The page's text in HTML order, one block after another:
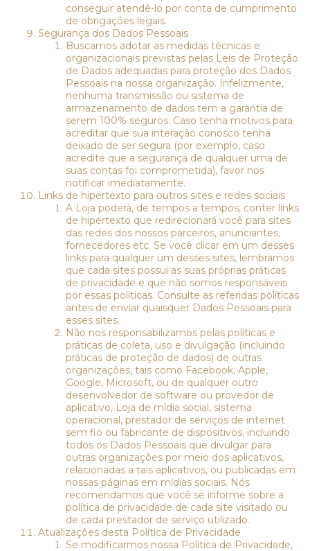
conseguir atendê-lo por conta de cumprimento
de obrigações legais.
Segurança dos Dados Pessoais
Buscamos adotar as medidas técnicas e
organizacionais previstas pelas Leis de Proteção
de Dados adequadas para proteção dos Dados
Pessoais na nossa organização. Infelizmente,
nenhuma transmissão ou sistema de
armazenamento de dados tem a garantia de
serem 100% seguros. Caso tenha motivos para
acreditar que sua interação conosco tenha
deixado de ser segura (por exemplo, caso
acredite que a segurança de qualquer uma de
suas contas foi comprometida), favor nos
notificar imediatamente.
Links de hipertexto para outros sites e redes sociais
A Loja poderá, de tempos a tempos, conter links
de hipertexto que redirecionará você para sites
das redes dos nossos parceiros, anunciantes,
fornecedores etc. Se você clicar em um desses
links para qualquer um desses sites, lembramos
que cada sites possui as suas próprias práticas
de privacidade e que não somos responsáveis
por essas políticas. Consulte as referidas políticas
antes de enviar quaisquer Dados Pessoais para
esses sites.
Não nos responsabilizamos pelas políticas e
práticas de coleta, uso e divulgação (incluindo
práticas de proteção de dados) de outras
organizações, tais como Facebook, Apple,
Google, Microsoft, ou de qualquer outro
desenvolvedor de software ou provedor de
aplicativo, Loja de mídia social, sistema
operacional, prestador de serviços de internet
sem fio ou fabricante de dispositivos, incluindo
todos os Dados Pessoais que divulgar para
outras organizações por meio dos aplicativos,
relacionadas a tais aplicativos, ou publicadas em
nossas páginas em mídias sociais. Nós
recomendamos que você se informe sobre a
política de privacidade de cada site visitado ou
de cada prestador de serviço utilizado.
Atualizações desta Política de Privacidade
Se modificarmos nossa Política de Privacidade,